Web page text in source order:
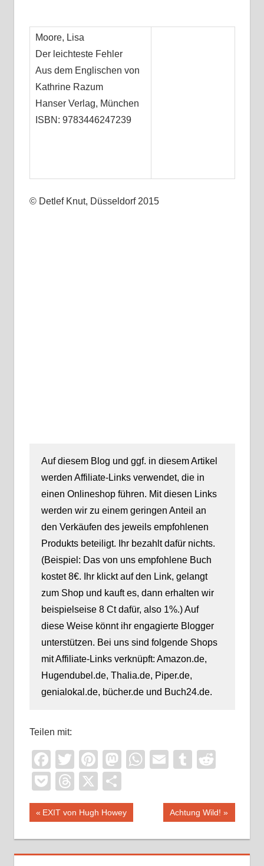
Moore, Lisa
Der leichteste Fehler
Aus dem Englischen von
Kathrine Razum
Hanser Verlag, München
ISBN: 9783446247239
© Detlef Knut, Düsseldorf 2015
Auf diesem Blog und ggf. in diesem Artikel
werden Affiliate-Links verwendet, die in
einen Onlineshop führen. Mit diesen Links
werden wir zu einem geringen Anteil an
den Verkäufen des jeweils empfohlenen
Produkts beteiligt. Ihr bezahlt dafür nichts.
(Beispiel: Das von uns empfohlene Buch
kostet 8€. Ihr klickt auf den Link, gelangt
zum Shop und kauft es, dann erhalten wir
beispielseise 8 Ct dafür, also 1%.) Auf
diese Weise könnt ihr engagierte Blogger
unterstützen. Bei uns sind folgende Shops
mit Affiliate-Links verknüpft: Amazon.de,
Hugendubel.de, Thalia.de, Piper.de,
genialokal.de, bücher.de und Buch24.de.
Teilen mit:
Facebook
TwitterPinterest
Mastodon
WhatsApp
EmailTumblr
PocketThreads
X
Beitragsnavigation
Vorheriger
EXIT von Hugh Howey
Nächster
Achtung Wild!